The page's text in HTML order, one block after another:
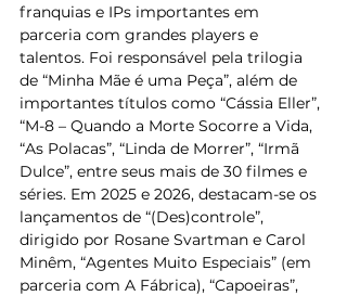
franquias e IPs importantes em
parceria com grandes players e
talentos. Foi responsável pela trilogia
de “Minha Mãe é uma Peça”, além de
importantes títulos como “Cássia Eller”,
“M-8 – Quando a Morte Socorre a Vida,
“As Polacas”, “Linda de Morrer”, “Irmã
Dulce”, entre seus mais de 30 filmes e
séries. Em 2025 e 2026, destacam-se os
lançamentos de “(Des)controle”,
dirigido por Rosane Svartman e Carol
Minêm, “Agentes Muito Especiais” (em
parceria com A Fábrica), “Capoeiras”,